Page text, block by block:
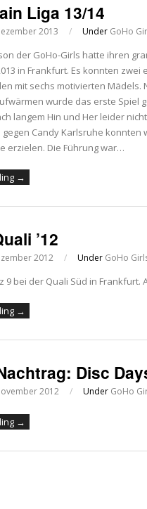
Liga 13/14
2013 / Under GoHo
der GoHo-Girls hatte ihren
in Frankfurt. Es konnten
mit sechs motivierten Mädels.
wurde das erste Spiel
langem Hin und Her leider
gegen Candy Karlsruhe
erzielen. Die Führung war…
→
’12
2012 / Under GoHo
9 bei der Quali Süd in Frankfurt.
→
Disc
2012 / Under GoHo
→